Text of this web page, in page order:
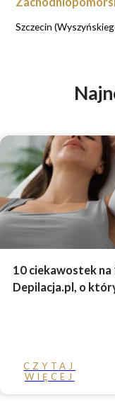
Szczecin
10 ciekawostek
Depilacja.pl, o
CZYTAJ
WIĘCEJ